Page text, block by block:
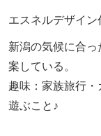
エスネルデザイン
新潟の気候に合
案している。
趣味：家族旅行
遊ぶこと♪